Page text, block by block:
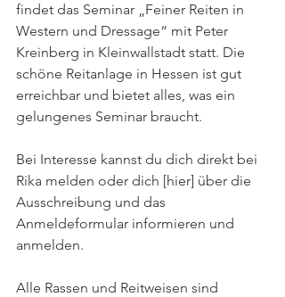
findet das Seminar „Feiner Reiten in
Western und Dressage“ mit Peter
Kreinberg in Kleinwallstadt statt. Die
schöne Reitanlage in Hessen ist gut
erreichbar und bietet alles, was ein
gelungenes Seminar braucht.
Bei Interesse kannst du dich direkt bei
Rika melden oder dich [hier] über die
Ausschreibung und das
Anmeldeformular informieren und
anmelden.
Alle Rassen und Reitweisen sind